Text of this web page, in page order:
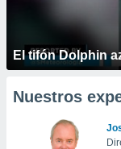
El tifón Dolphin
Nuestros